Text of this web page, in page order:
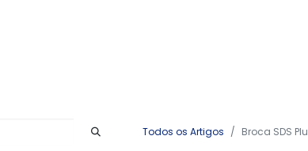
Todos os Artigos Broca SDS